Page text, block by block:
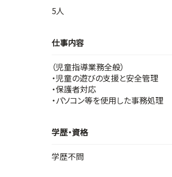
5人
仕事内容
（児童指導業務全般）
・児童の遊びの支援と安全管理
・保護者対応
・パソコン等を使用した事務処理
学歴・資格
学歴不問